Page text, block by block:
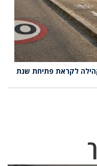
לקראת פתיחת שנת